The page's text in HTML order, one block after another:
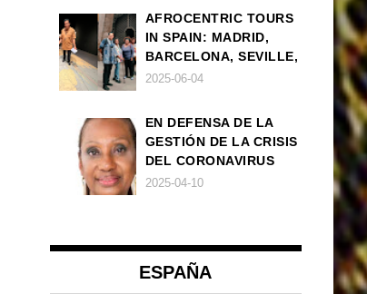
AFROCENTRIC TOURS
IN SPAIN: MADRID,
BARCELONA, SEVILLE,
IBIZA
2025-06-04
EN DEFENSA DE LA
GESTIÓN DE LA CRISIS
DEL CORONAVIRUS
POR PARTE DEL
2025-04-10
ESPAÑA